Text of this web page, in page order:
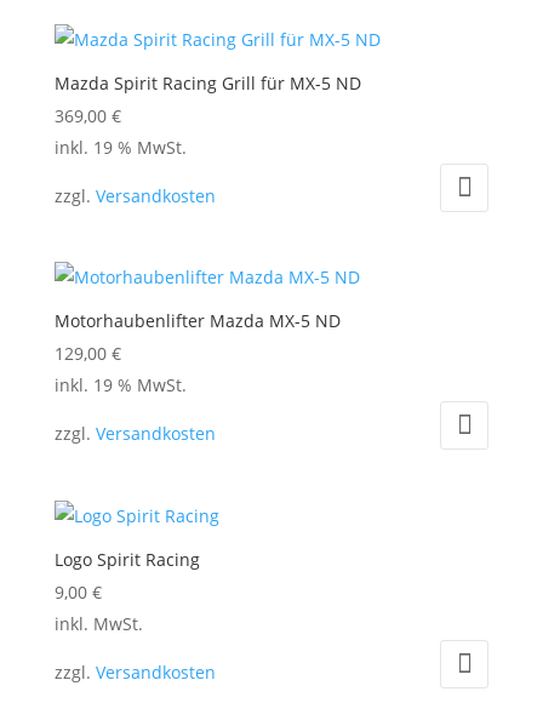
Mazda Spirit Racing Grill für MX-5 ND
369,00 €
inkl. 19 % MwSt.
zzgl. Versandkosten
Motorhaubenlifter Mazda MX-5 ND
129,00 €
inkl. 19 % MwSt.
zzgl. Versandkosten
Logo Spirit Racing
9,00 €
Dieses
weist
inkl. MwSt.
zzgl. Versandkosten